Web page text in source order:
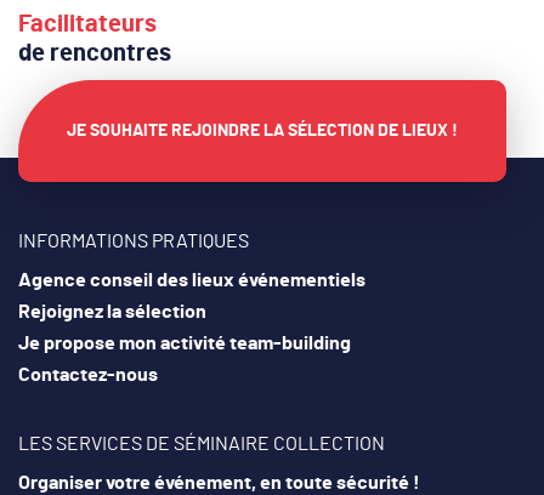
Facilitateurs
de rencontres
JE SOUHAITE REJOINDRE LA SÉLECTION DE LIEUX !
INFORMATIONS PRATIQUES
Agence conseil des lieux événementiels
Rejoignez la sélection
Je propose mon activité team-building
Contactez-nous
LES SERVICES DE SÉMINAIRE COLLECTION
Organiser votre événement, en toute sécurité !